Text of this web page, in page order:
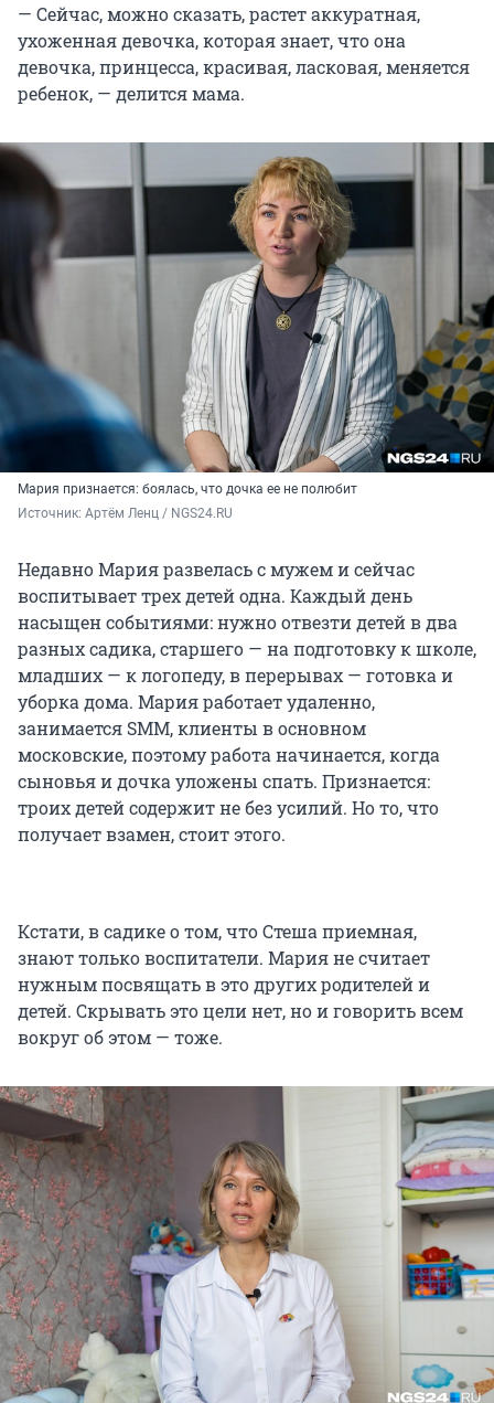
— Сейчас, можно сказать, растет аккуратная,
ухоженная девочка, которая знает, что она
девочка, принцесса, красивая, ласковая, меняется
ребенок, — делится мама.
Мария признается: боялась, что дочка ее не полюбит
Источник: Артём Ленц / NGS24.RU
Недавно Мария развелась с мужем и сейчас
воспитывает трех детей одна. Каждый день
насыщен событиями: нужно отвезти детей в два
разных садика, старшего — на подготовку к школе,
младших — к логопеду, в перерывах — готовка и
уборка дома. Мария работает удаленно,
занимается SMM, клиенты в основном
московские, поэтому работа начинается, когда
сыновья и дочка уложены спать. Признается:
троих детей содержит не без усилий. Но то, что
получает взамен, стоит этого.
Кстати, в садике о том, что Стеша приемная,
знают только воспитатели. Мария не считает
нужным посвящать в это других родителей и
детей. Скрывать это цели нет, но и говорить всем
вокруг об этом — тоже.